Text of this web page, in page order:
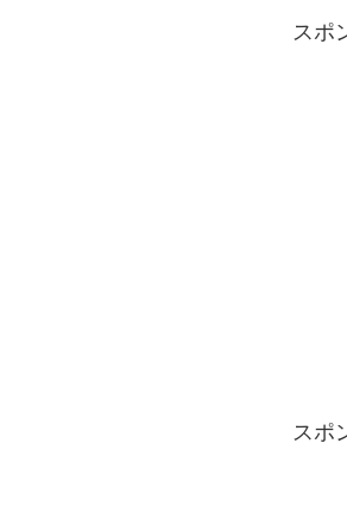
スポ
スポ